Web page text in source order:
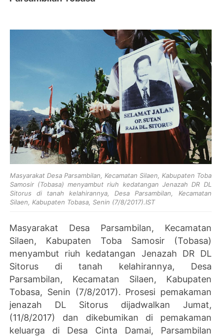
Masyarakat Desa Parsambilan, Kecamatan Silaen, Kabupaten Toba
Samosir (Tobasa) menyambut riuh kedatangan Jenazah DR DL
Sitorus di tanah kelahirannya, Desa Parsambilan, Kecamatan
Silaen, Kabupaten Tobasa, Senin (7/8/2017).IST
Masyarakat Desa Parsambilan, Kecamatan
Silaen, Kabupaten Toba Samosir (Tobasa)
menyambut riuh kedatangan Jenazah DR DL
Sitorus di tanah kelahirannya, Desa
Parsambilan, Kecamatan Silaen, Kabupaten
Tobasa, Senin (7/8/2017). Prosesi pemakaman
jenazah DL Sitorus dijadwalkan Jumat,
(11/8/2017) dan dikebumikan di pemakaman
keluarga di Desa Cinta Damai, Parsambilan